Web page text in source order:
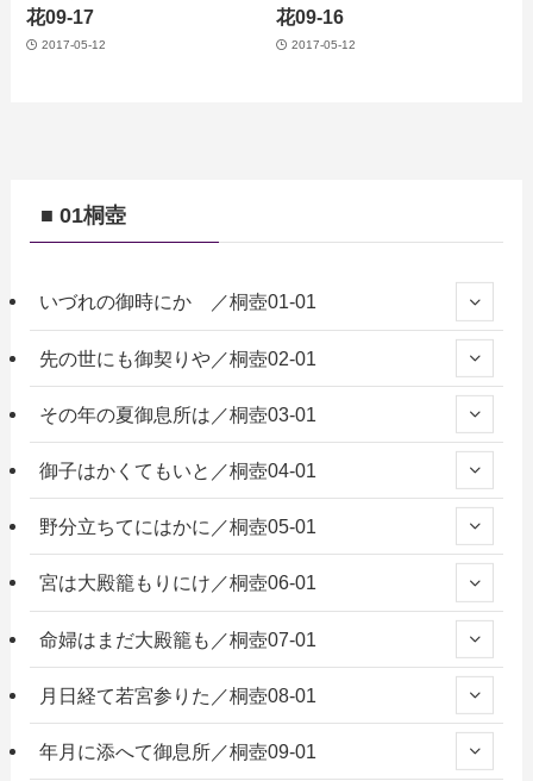
花09-17
2017-05-12
花09-16
2017-05-12
■ 01桐壺
いづれの御時にか ／桐壺01-01
先の世にも御契りや／桐壺02-01
その年の夏御息所は／桐壺03-01
御子はかくてもいと／桐壺04-01
野分立ちてにはかに／桐壺05-01
宮は大殿籠もりにけ／桐壺06-01
命婦はまだ大殿籠も／桐壺07-01
月日経て若宮参りた／桐壺08-01
年月に添へて御息所／桐壺09-01